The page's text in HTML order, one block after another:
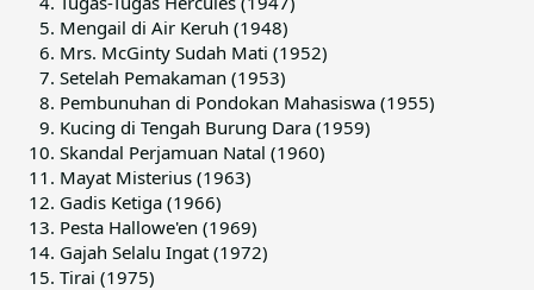
Mengail di Air Keruh (1948)
Mrs. McGinty Sudah Mati (1952)
Setelah Pemakaman (1953)
Pembunuhan di Pondokan Mahasiswa (1955)
Kucing di Tengah Burung Dara (1959)
Skandal Perjamuan Natal (1960)
Mayat Misterius (1963)
Gadis Ketiga (1966)
Pesta Hallowe'en (1969)
Gajah Selalu Ingat (1972)
Tirai (1975)